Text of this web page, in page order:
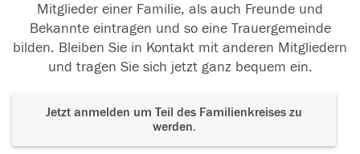
Mitglieder einer Familie, als auch Freunde und
Bekannte eintragen und so eine Trauergemeinde
bilden. Bleiben Sie in Kontakt mit anderen Mitgliedern
und tragen Sie sich jetzt ganz bequem ein.
Jetzt anmelden um Teil des Familienkreises zu
werden.